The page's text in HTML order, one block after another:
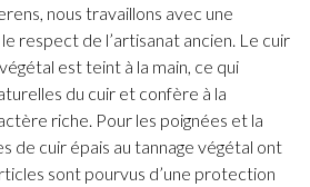
nous travaillons avec une
respect de l’artisanat ancien. Le cuir
est teint à la main, ce qui
du cuir et confère à la
riche. Pour les poignées et la
de cuir épais au tannage végétal ont
sont pourvus d’une protection